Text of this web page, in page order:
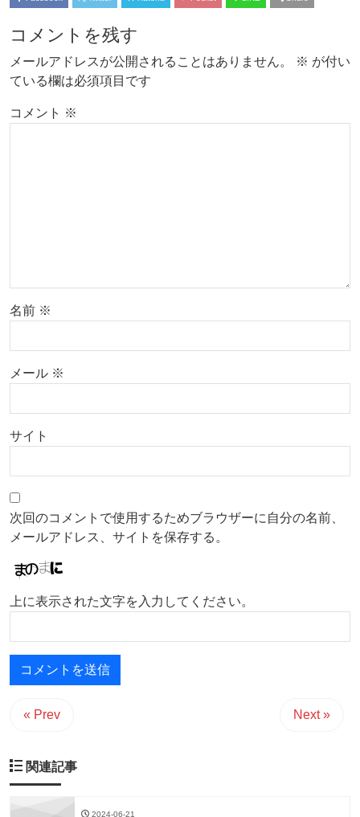
コメントを残す
メールアドレスが公開されることはありません。 ※ が付い
ている欄は必須項目です
コメント ※
名前 ※
メール ※
サイト
次回のコメントで使用するためブラウザーに自分の名前、
メールアドレス、サイトを保存する。
上に表示された文字を入力してください。
« Prev Next »
関連記事
2024-06-21